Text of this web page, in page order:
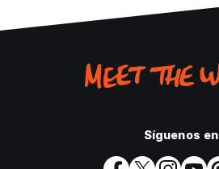
Síguenos en